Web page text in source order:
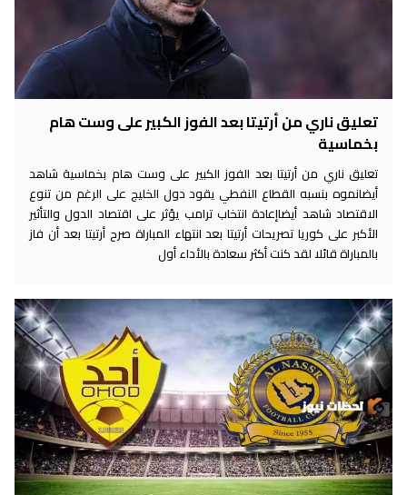
تعليق ناري من أرتيتا بعد الفوز الكبير على وست هام
بخماسية
تعليق ناري من أرتيتا بعد الفوز الكبير على وست هام بخماسية شاهد
أيضانموه بنسبه القطاع النفطي يقود دول الخليج على الرغم من تنوع
الاقتصاد شاهد أيضاإعادة انتخاب ترامب يؤثر على اقتصاد الدول والتأثير
الأكبر على كوريا تصريحات أرتيتا بعد انتهاء المباراة صرح أرتيتا بعد أن فاز
بالمباراة قائلا لقد كنت أكثر سعادة بالأداء أول